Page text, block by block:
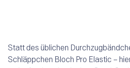
Statt des üblichen
Schläppchen Bloch Pro Elastic –